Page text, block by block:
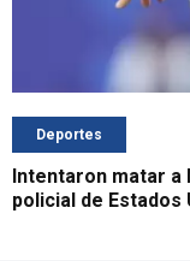
Deportes
Intentaron matar a
policial de